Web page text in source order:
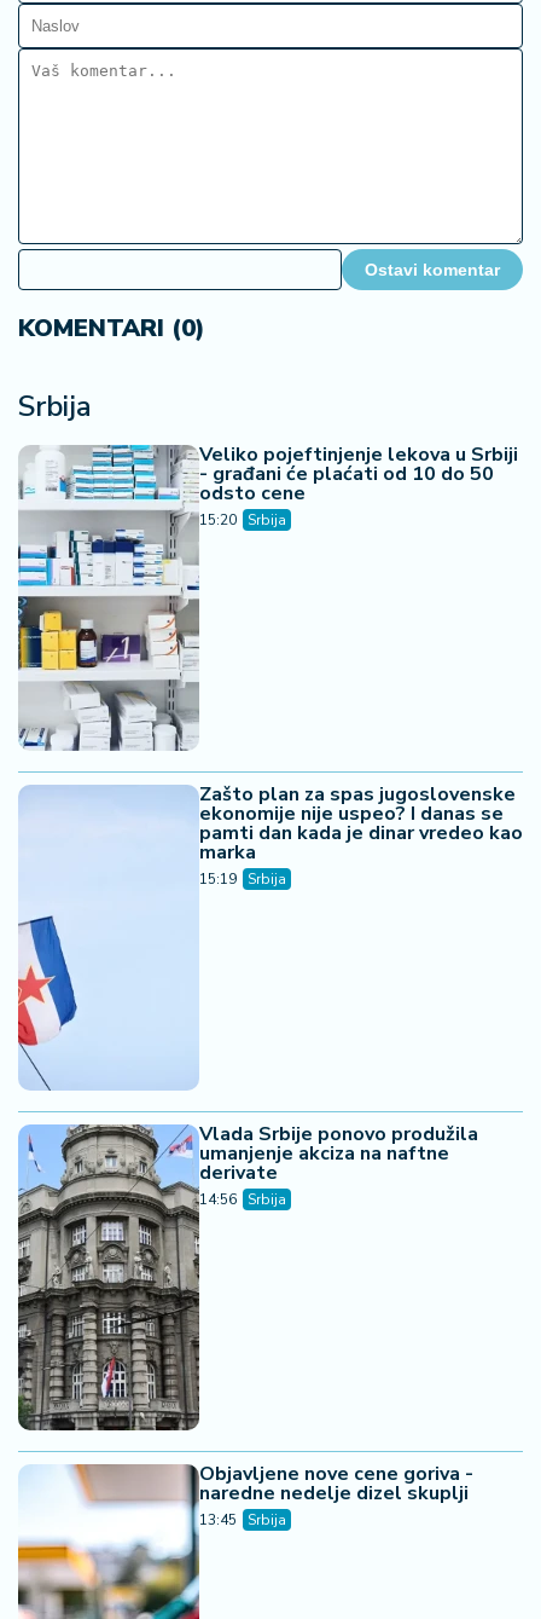
Ostavi komentar
KOMENTARI (0)
Srbija
Veliko pojeftinjenje lekova u Srbiji
- građani će plaćati od 10 do 50
odsto cene
15:20 Srbija
Zašto plan za spas jugoslovenske
ekonomije nije uspeo? I danas se
pamti dan kada je dinar vredeo kao
marka
15:19 Srbija
Vlada Srbije ponovo produžila
umanjenje akciza na naftne
derivate
14:56 Srbija
Objavljene nove cene goriva -
naredne nedelje dizel skuplji
13:45 Srbija